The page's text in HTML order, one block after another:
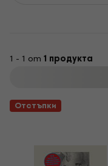
1 - 1 от 1 продукта
Отстъпки